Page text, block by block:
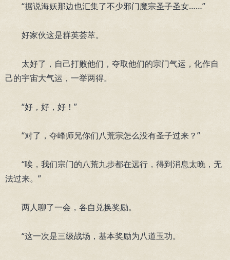
“据说海妖那边也汇集了不少邪门魔宗圣子圣女……”
好家伙这是群英荟萃。
太好了，自己打败他们，夺取他们的宗门气运，化作自
己的宇宙大气运，一举两得。
“好，好，好！”
“对了，夺峰师兄你们八荒宗怎么没有圣子过来？”
“唉，我们宗门的八荒九步都在远行，得到消息太晚，无
法过来。”
两人聊了一会，各自兑换奖励。
“这一次是三级战场，基本奖励为八道玉功。